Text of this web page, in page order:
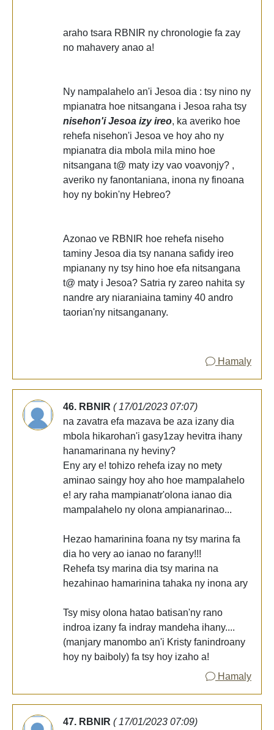
araho tsara RBNIR ny chronologie fa zay
no mahavery anao a!
Ny nampalahelo an'i Jesoa dia : tsy nino ny
mpianatra hoe nitsangana i Jesoa raha tsy
nisehon'i Jesoa izy ireo, ka averiko hoe
rehefa nisehon'i Jesoa ve hoy aho ny
mpianatra dia mbola mila mino hoe
nitsangana t@ maty izy vao voavonjy? ,
averiko ny fanontaniana, inona ny finoana
hoy ny bokin'ny Hebreo?
Azonao ve RBNIR hoe rehefa niseho
taminy Jesoa dia tsy nanana safidy ireo
mpianany ny tsy hino hoe efa nitsangana
t@ maty i Jesoa? Satria ry zareo nahita sy
nandre ary niaraniaina taminy 40 andro
taorian'ny nitsanganany.
Hamaly
46. RBNIR ( 17/01/2023 07:07)
na zavatra efa mazava be aza izany dia
mbola hikarohan'i gasy1zay hevitra ihany
hanamarinana ny heviny?
Eny ary e! tohizo rehefa izay no mety
aminao saingy hoy aho hoe mampalahelo
e! ary raha mampianatr'olona ianao dia
mampalahelo ny olona ampianarinao...
Hezao hamarinina foana ny tsy marina fa
dia ho very ao ianao no farany!!!
Rehefa tsy marina dia tsy marina na
hezahinao hamarinina tahaka ny inona ary
Tsy misy olona hatao batisan'ny rano
indroa izany fa indray mandeha ihany....
(manjary manombo an'i Kristy fanindroany
hoy ny baiboly) fa tsy hoy izaho a!
Hamaly
47. RBNIR ( 17/01/2023 07:09)